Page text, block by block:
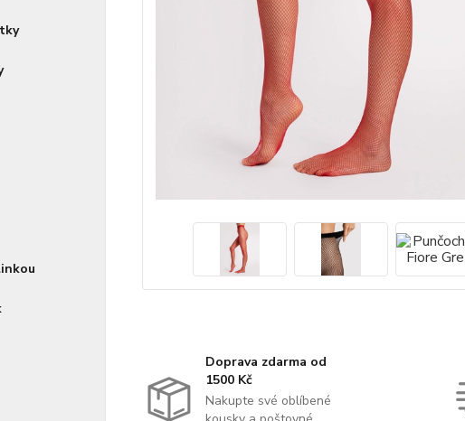
Doprava zdarma od
1500 Kč
Nakupte své oblíbené